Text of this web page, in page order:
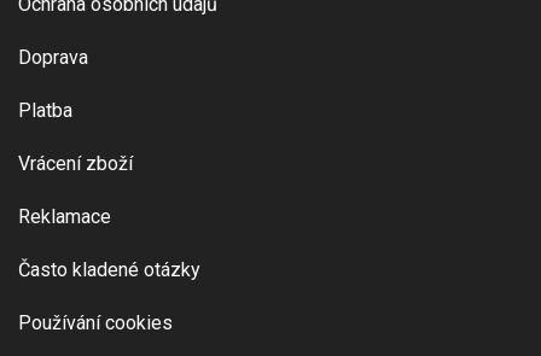
Doprava
Platba
Vrácení zboží
Reklamace
Často kladené otázky
Používání cookies